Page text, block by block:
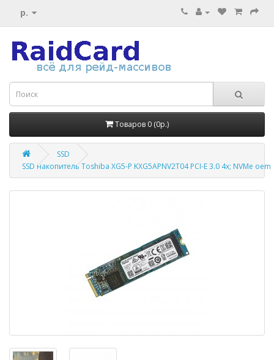
р.
Товаров 0 (0р.)
SSD
SSD накопитель Toshiba XG5-P KXG5APNV2T04 PCI-E 3.0 4x; NVMe oem